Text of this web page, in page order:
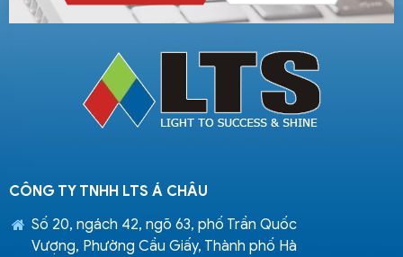
CÔNG TY TNHH LTS Á CHÂU
Số 20, ngách 42, ngõ 63, phố Trần Quốc
Vượng, Phường Cầu Giấy, Thành phố Hà